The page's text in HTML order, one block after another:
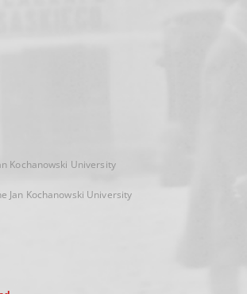
Kochanowski University
Jan Kochanowski University